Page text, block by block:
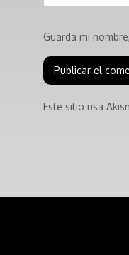
Guarda mi
Este sitio usa